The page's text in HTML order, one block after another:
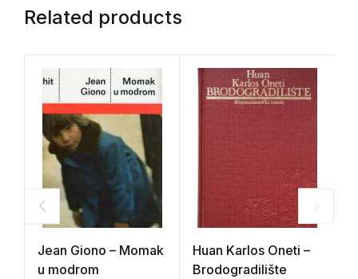
Related products
Jean Giono – Momak
u modrom
Huan Karlos Oneti –
Brodogradilište